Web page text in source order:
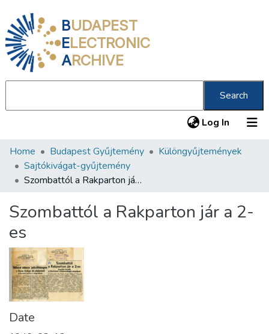
BUDAPEST
ELECTRONIC
ARCHIVE
Search
Log In (current)
Communities & Collections
All of DSpace
Home Budapest Gyűjtemény
Különgyűjtemények
Sajtókivágat-gyűjtemény
Szombattól a Rakparton jár a 2-es
Szombattól a Rakparton jár a 2-
es
Date